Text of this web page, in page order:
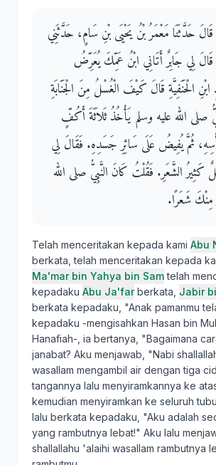
قَالَ حَدَّثَنَا مَعْمَرُ بْنُ يَحْيَى بْنِ سَامٍ، حَدَّثَنِي
لِي جَابِرٌ أَتَانِي ابْنُ عَمِّكَ يُعَرِّضُ
ابْنِ الْحَنَفِيَّةِ قَالَ كَيْفَ الْغُسْلُ مِنَ الْجَنَابَةِ
صلى الله عليه وسلم يَأْخُذُ ثَلاَثَةَ أَكُفٍّ
ثُمَّ يُفِيضُ عَلَى سَائِرِ جَسَدِهِ‏.‏ فَقَالَ لِي
الشَّعَرِ‏.‏ فَقُلْتُ كَانَ النَّبِيُّ صلى الله
مِنْكَ شَعَرًا‏.‏
Telah menceritakan kepada kami Abu
berkata, telah menceritakan kepada
Ma'mar bin Yahya bin Samtelah
kepadaku Abu Ja'farberkata, Jabir
berkata kepadaku, "Anak pamanmu
kepadaku -mengisahkan Hasan bin
Hanafiah-, ia bertanya, "Bagaimana
janabat? Aku menjawab, "Nabi
wasallam mengambil air dengan tiga
tangannya lalu menyiramkannya ke
kemudian menyiramkan ke seluruh
lalu berkata kepadaku, "Aku adalah
yang rambutnya lebat!" Aku lalu
shallallahu 'alaihi wasallam rambutnya